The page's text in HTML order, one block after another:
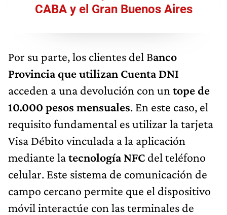
CABA y el Gran Buenos Aires
Por su parte, los clientes del Banco
Provincia que utilizan Cuenta DNI
acceden a una devolución con un tope de
10.000 pesos mensuales. En este caso, el
requisito fundamental es utilizar la tarjeta
Visa Débito vinculada a la aplicación
mediante latecnología NFC del teléfono
celular. Este sistema de comunicación de
campo cercano permite que el dispositivo
móvil interactúe con las terminales de